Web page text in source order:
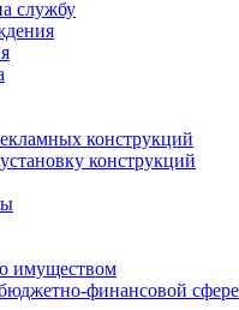
службу
конструкций
конструкций
имуществом
финансовой сфере